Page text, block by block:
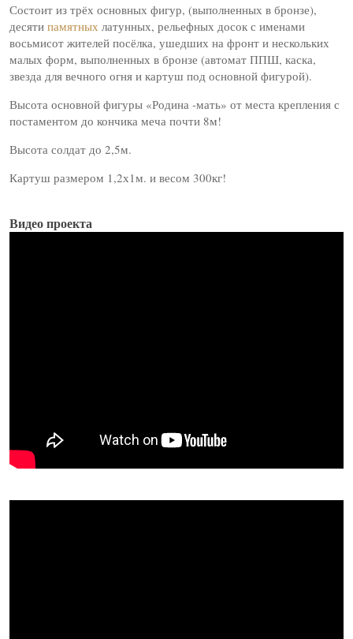
Состоит из трёх основных фигур, (выполненных в бронзе),
десяти памятных латунных, рельефных досок с именами
восьмисот жителей посёлка, ушедших на фронт и нескольких
малых форм, выполненных в бронзе (автомат ППШ, каска,
звезда для вечного огня и картуш под основной фигурой).
Высота основной фигуры «Родина -мать» от места крепления с
постаментом до кончика меча почти 8м!
Высота солдат до 2,5м.
Картуш размером 1,2х1м. и весом 300кг!
Видео проекта